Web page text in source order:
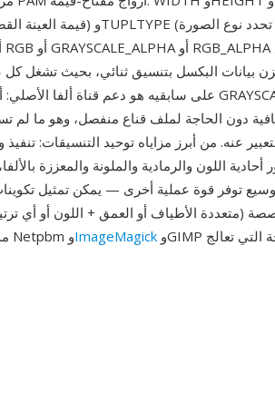
أحادية اللون والرمادية والملونة والمعززة
(متعددة الأطياف أو العمق + اللون أو أي
مواصفة التنسيق. PAM مدعوم من أدوات Netpbm وImageMagick